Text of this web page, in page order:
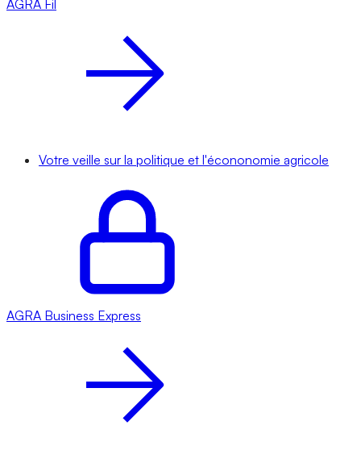
AGRA Fil
Votre veille sur la politique et l'écononomie agricole
AGRA Business Express